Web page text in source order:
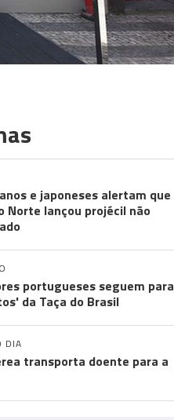
e japoneses alertam que
Norte lançou projécil não
portugueses seguem para
da Taça do Brasil
DIA
transporta doente para a